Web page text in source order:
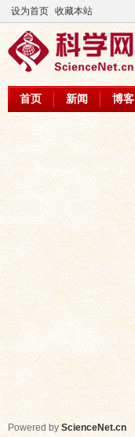
设为首页 收藏本站
首页 新闻 博客
Powered by ScienceNet.cn